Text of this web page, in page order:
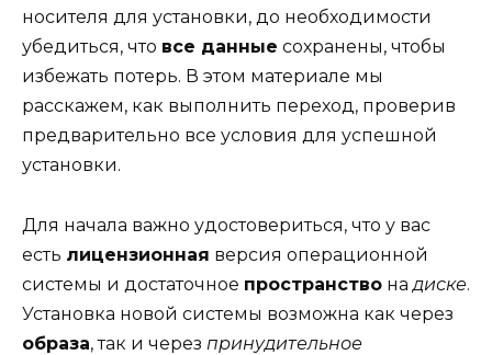
носителя для установки, до необходимости
убедиться, что все данные сохранены, чтобы
избежать потерь. В этом материале мы
расскажем, как выполнить переход, проверив
предварительно все условия для успешной
установки.
Для начала важно удостовериться, что у вас
есть лицензионная версия операционной
системы и достаточное пространство на диске.
Установка новой системы возможна как через
образа, так и через принудительное